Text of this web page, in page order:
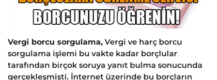
Vergi borcu sorgulama, Vergi ve harç borcu
sorgulama işlemi bu vakte kadar borçlular
tarafından birçok soruya yanıt bulma sonucunda
gerçekleşmişti. İnternet üzerinde bu borçların